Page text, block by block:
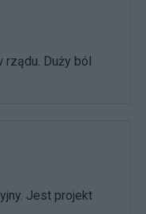
Duży ból
Jest projekt